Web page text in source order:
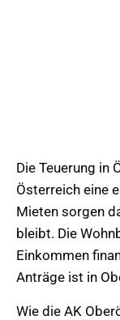
Die Teuerung in
Österreich eine
Mieten sorgen
bleibt. Die
Einkommen
Anträge ist in
Wie die AK